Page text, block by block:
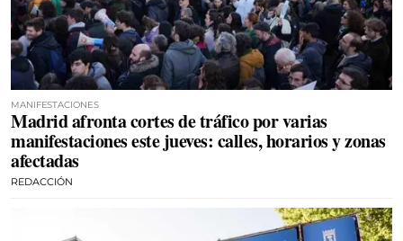
MANIFESTACIONES
Madrid afronta cortes de tráfico por varias
manifestaciones este jueves: calles, horarios y zonas
afectadas
REDACCIÓN